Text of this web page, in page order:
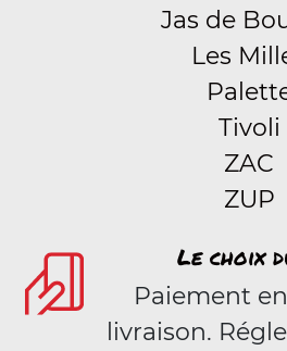
Jas de
Les
Tivoli
ZAC
ZUP
Le choix
Paiement
livraison.